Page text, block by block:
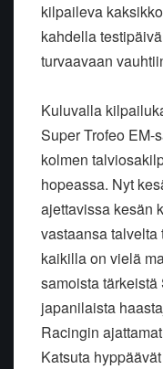
kilpaileva
kahdella
turvaavaan
Kuluvalla
Super Trofeo EM-
kolmen
hopeassa. Nyt
ajettavissa kesän
vastaansa
kaikilla on vielä
samoista
japanilaista
Racingin
Katsuta